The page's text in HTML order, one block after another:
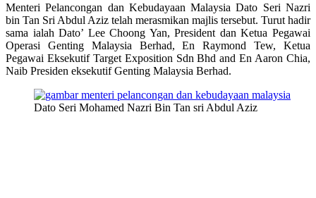
Menteri Pelancongan dan Kebudayaan Malaysia Dato Seri Nazri
bin Tan Sri Abdul Aziz telah merasmikan majlis tersebut. Turut hadir
sama ialah Dato’ Lee Choong Yan, President dan Ketua Pegawai
Operasi Genting Malaysia Berhad, En Raymond Tew, Ketua
Pegawai Eksekutif Target Exposition Sdn Bhd and En Aaron Chia,
Naib Presiden eksekutif Genting Malaysia Berhad.
Dato Seri Mohamed Nazri Bin Tan sri Abdul Aziz